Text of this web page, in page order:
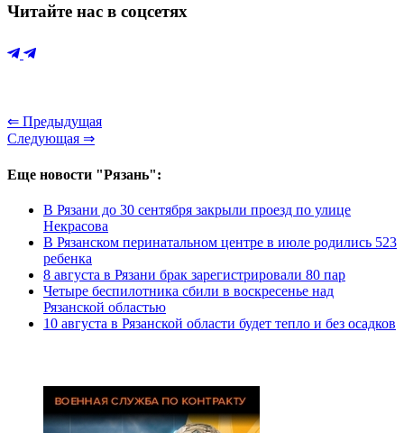
Читайте нас в соцсетях
⇐ Предыдущая
Следующая ⇒
Еще новости "Рязань":
В Рязани до 30 сентября закрыли проезд по улице
Некрасова
В Рязанском перинатальном центре в июле родились 523
ребенка
8 августа в Рязани брак зарегистрировали 80 пар
Четыре беспилотника сбили в воскресенье над
Рязанской областью
10 августа в Рязанской области будет тепло и без осадков